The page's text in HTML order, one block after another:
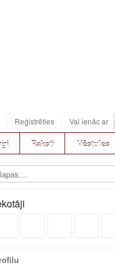
Reģistrēties Vai ienāc ar
Raksti Vēstules